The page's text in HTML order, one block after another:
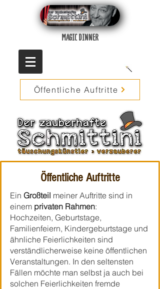
MAGIC DINNER
Öffentliche Auftritte
Öffentliche Auftritte
Ein Großteil meiner Auftritte sind in
einem privaten Rahmen:
Hochzeiten, Geburtstage,
Familienfeiern, Kindergeburtstage und
ähnliche Feierlichkeiten sind
verständlicherweise keine öffentlichen
Veranstaltungen. In den seltensten
Fällen möchte man selbst ja auch bei
solchen Feierlichkeiten fremde